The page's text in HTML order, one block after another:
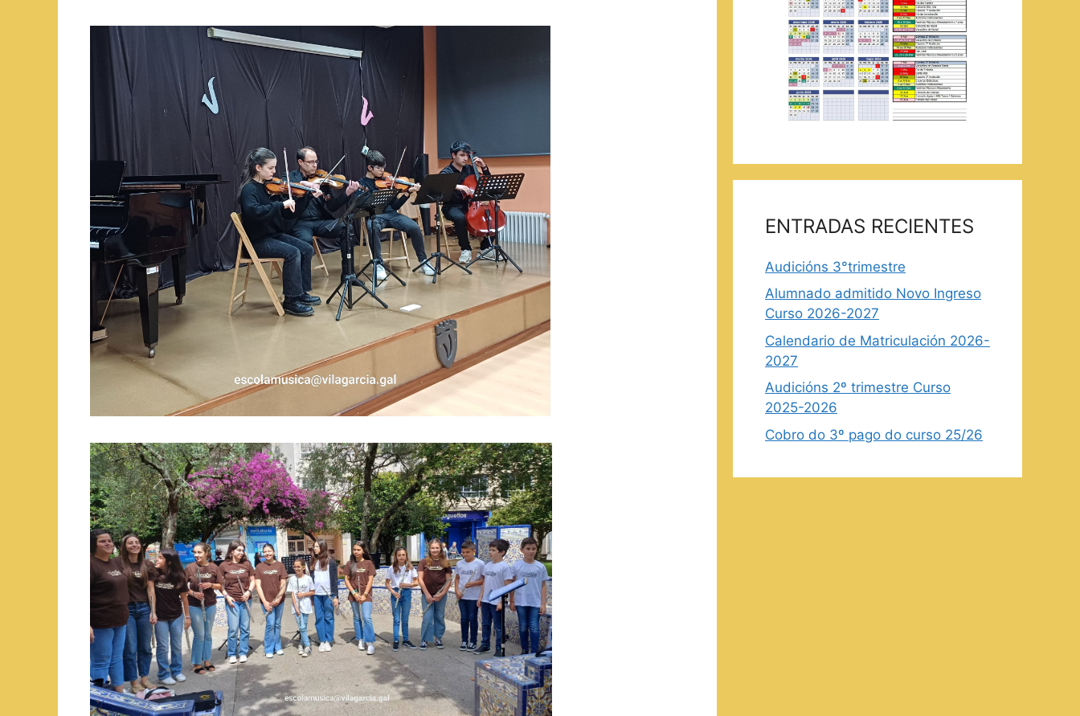
ENTRADAS RECIENTES
Audicións 3°trimestre
Alumnado admitido Novo Ingreso
Curso 2026-2027
Calendario de Matriculación 2026-
2027
Audicións 2º trimestre Curso
2025-2026
Cobro do 3º pago do curso 25/26